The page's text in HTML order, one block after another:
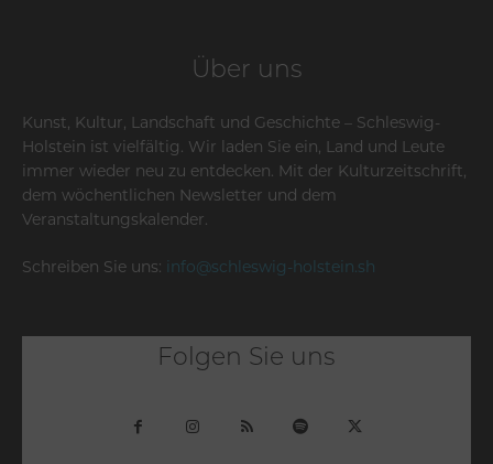
Über uns
Kunst, Kultur, Landschaft und Geschichte – Schleswig-
Holstein ist vielfältig. Wir laden Sie ein, Land und Leute
immer wieder neu zu entdecken. Mit der Kulturzeitschrift,
dem wöchentlichen Newsletter und dem
Veranstaltungskalender.
Schreiben Sie uns: info@schleswig-holstein.sh
Folgen Sie uns